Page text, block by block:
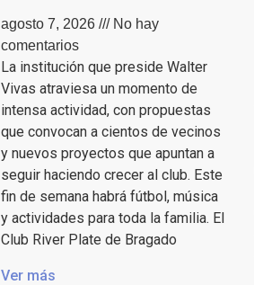
agosto 7, 2026
No hay
comentarios
La institución que preside Walter
Vivas atraviesa un momento de
intensa actividad, con propuestas
que convocan a cientos de vecinos
y nuevos proyectos que apuntan a
seguir haciendo crecer al club. Este
fin de semana habrá fútbol, música
y actividades para toda la familia. El
Club River Plate de Bragado
Ver más